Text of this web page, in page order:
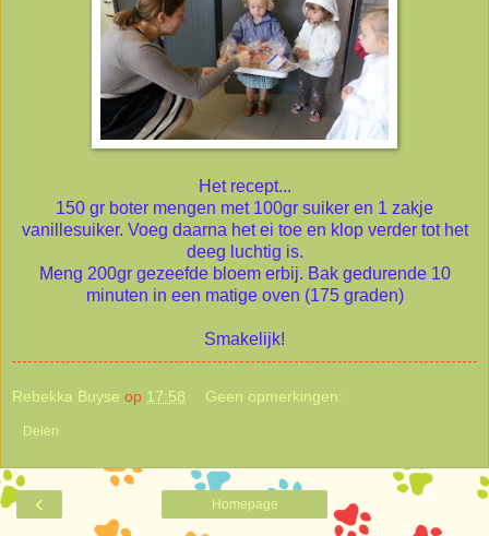
Het recept...
150 gr boter mengen met 100gr suiker en 1 zakje
vanillesuiker. Voeg daarna het ei toe en klop verder tot het
deeg luchtig is.
Meng 200gr gezeefde bloem erbij. Bak gedurende 10
minuten in een matige oven (175 graden)
Smakelijk!
Rebekka Buyse op 17:58 Geen opmerkingen:
Delen
‹ Homepage